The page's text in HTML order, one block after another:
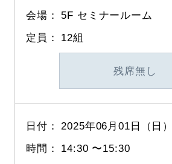
5F セミナールーム
12組
残席無し
2025年06月01日（日）
14:30 〜15:30